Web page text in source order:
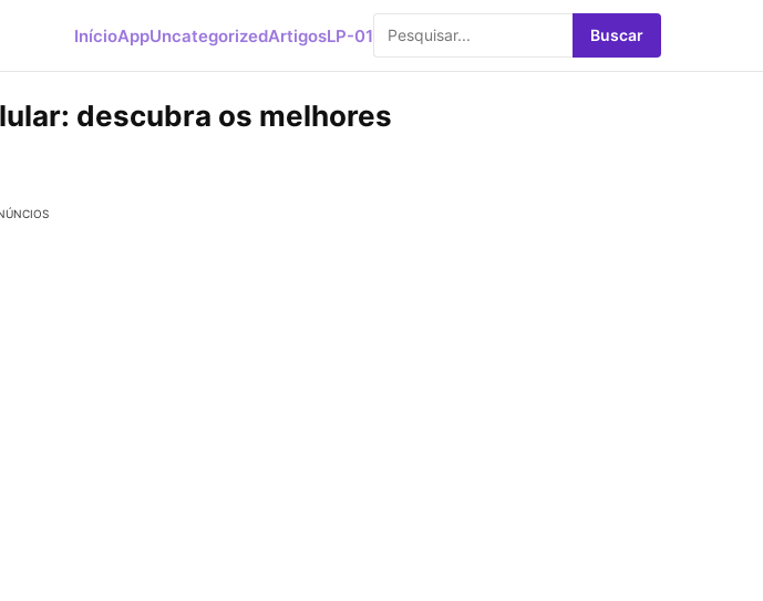
InícioAppUncategorizedArtigosLP-01 Buscar
descubra os melhores